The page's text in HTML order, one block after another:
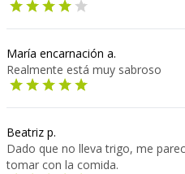
María encarnación a.
Realmente está muy sabroso
Beatriz p.
Dado que no lleva trigo, me
tomar con la comida.